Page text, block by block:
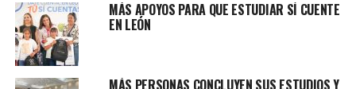
sobre todo profesionalismo”resaltó.
Fortalecer criterios para servir mejor
MÁS APOYOS PARA QUE ESTUDIAR SÍ CUENTE
EN LEÓN
MÁS PERSONAS CONCLUYEN SUS ESTUDIOS Y